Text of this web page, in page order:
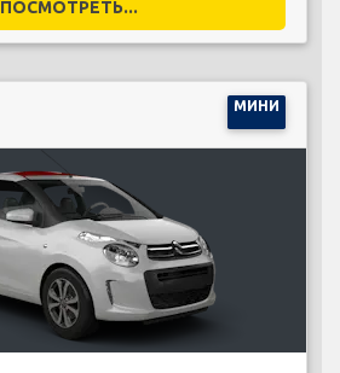
ПОСМОТРЕТЬ...
МИНИ